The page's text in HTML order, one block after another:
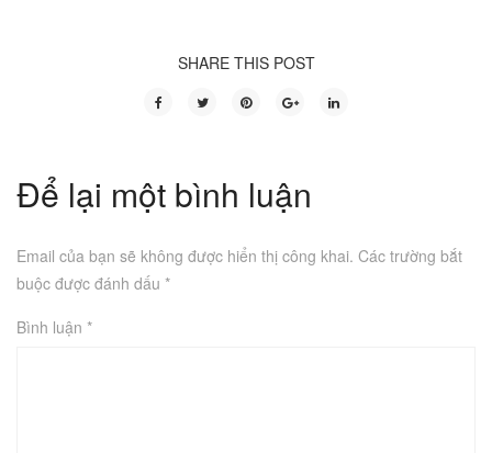
SHARE THIS POST
Để lại một bình luận
Email của bạn sẽ không được hiển thị công khai. Các trường bắt
buộc được đánh dấu *
Bình luận *